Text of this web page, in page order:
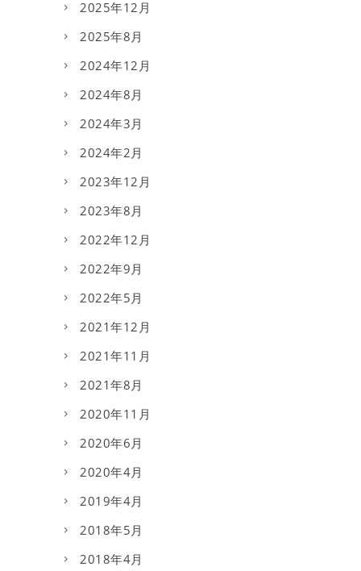
2025年12月
2025年8月
2024年12月
2024年8月
2024年3月
2024年2月
2023年12月
2023年8月
2022年12月
2022年9月
2022年5月
2021年12月
2021年11月
2021年8月
2020年11月
2020年6月
2020年4月
2019年4月
2018年5月
2018年4月